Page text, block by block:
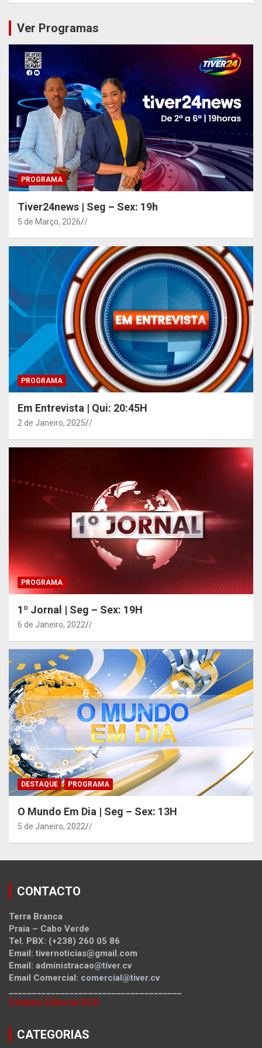
Ver Programas
PROGRAMA
Tiver24news | Seg – Sex: 19h
5 de Março, 2026 /
PROGRAMA
Em Entrevista | Qui: 20:45H
2 de Janeiro, 2025 /
PROGRAMA
1º Jornal | Seg – Sex: 19H
6 de Janeiro, 2022 /
DESTAQUE PROGRAMA
O Mundo Em Dia | Seg – Sex: 13H
5 de Janeiro, 2022 /
CONTACTO
Terra Branca
Praia – Cabo Verde
Tel. PBX: (+238) 260 05 86
Email: tivernoticias@gmail.com
Email: administracao@tiver.cv
Email Comercial: comercial@tiver.cv
Estatuto Editorial SCD
CATEGORIAS